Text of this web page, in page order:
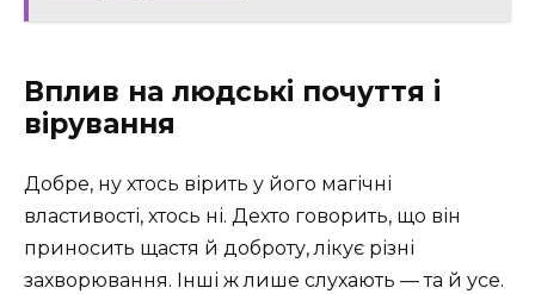
Вплив на людські почуття і
вірування
Добре, ну хтось вірить у його магічні
властивості, хтось ні. Дехто говорить, що він
приносить щастя й доброту, лікує різні
захворювання. Інші ж лише слухають — та й усе.